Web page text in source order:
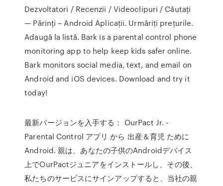
Dezvoltatori / Recenzii / Videoclipuri / Căutați
— Părinți – Android Aplicații. Urmăriți prețurile.
Adaugă la listă. Bark is a parental control phone
monitoring app to help keep kids safer online.
Bark monitors social media, text, and email on
Android and iOS devices. Download and try it
today!
最新バージョンを入手する： OurPact Jr. -
Parental Control アプリ から 出産＆育児 ために
Android. 親は、あなたの子供のAndroidデバイス
上でOurPactジュニアをインストールし、その後、
私たちのサービスにサインアップすると、当社の親